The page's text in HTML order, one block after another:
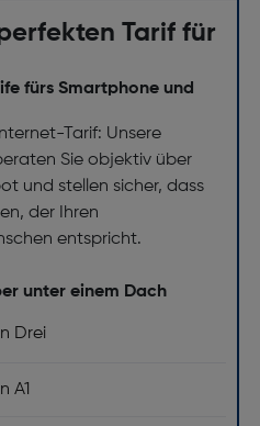
Tarif für
fürs Smartphone und
Tarif: Unsere
Sie objektiv über
und stellen sicher, dass
der Ihren
entspricht.
unter einem Dach
Drei
A1